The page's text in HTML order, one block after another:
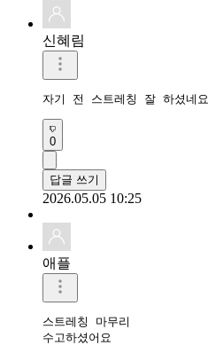
신혜림
자기 전 스트레칭 잘 하셨네요
0
답글 쓰기
2026.05.05 10:25
애플
스트레칭 마무리
수고하셨어요